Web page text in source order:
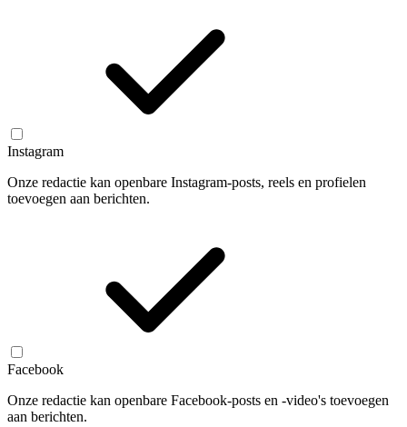
Instagram
Onze redactie kan openbare Instagram-posts, reels en profielen
toevoegen aan berichten.
Facebook
Onze redactie kan openbare Facebook-posts en -video's toevoegen
aan berichten.